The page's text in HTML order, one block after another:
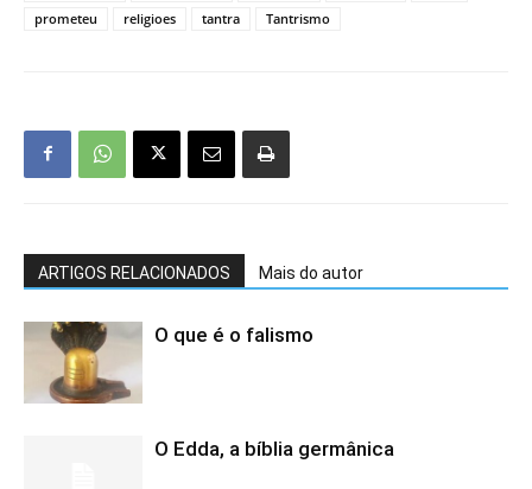
prometeu
religioes tantra Tantrismo
ARTIGOS RELACIONADOS Mais do autor
O que é o falismo
O Edda, a bíblia germânica